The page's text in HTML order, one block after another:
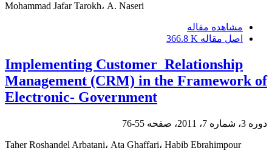
Mohammad Jafar Tarokh، A. Naseri
مشاهده مقاله
اصل مقاله 366.8 K
Implementing Customer ‎ Relationship
Management (CRM) in the Framework of
Electronic- Government
دوره 3، شماره 7، 2011، صفحه 55-76
Taher Roshandel Arbatani، Ata Ghaffari، Habib Ebrahimpour